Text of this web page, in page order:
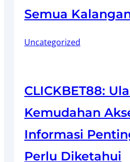
Semua
Uncategorized
CLICKBET88:
Kemudahan
Informasi
Perlu Diketahui